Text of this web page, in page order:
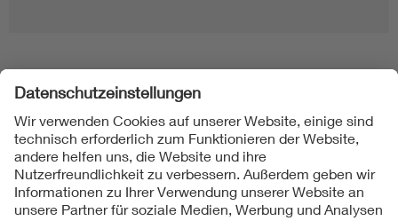
Folgen Sie uns